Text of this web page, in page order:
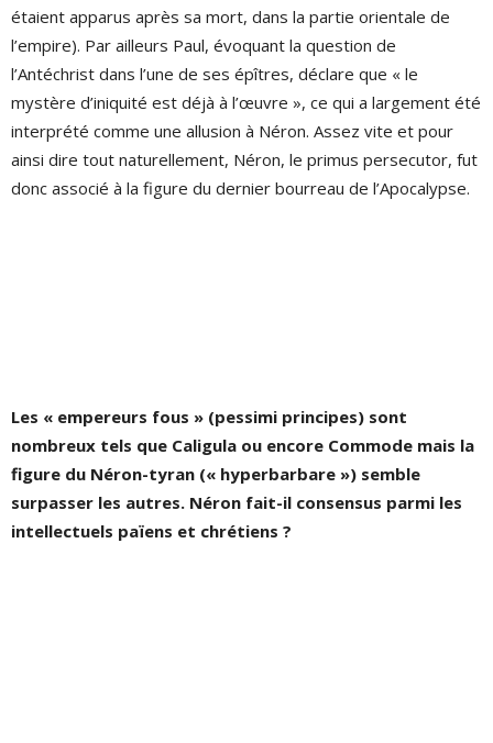
étaient apparus après sa mort, dans la partie orientale de
l’empire). Par ailleurs Paul, évoquant la question de
l’Antéchrist dans l’une de ses épîtres, déclare que « le
mystère d’iniquité est déjà à l’œuvre », ce qui a largement été
interprété comme une allusion à Néron. Assez vite et pour
ainsi dire tout naturellement, Néron, le primus persecutor, fut
donc associé à la figure du dernier bourreau de l’Apocalypse.
Les « empereurs fous » (pessimi principes) sont
nombreux tels que Caligula ou encore Commode mais la
figure du Néron-tyran (« hyperbarbare ») semble
surpasser les autres. Néron fait-il consensus parmi les
intellectuels païens et chrétiens ?